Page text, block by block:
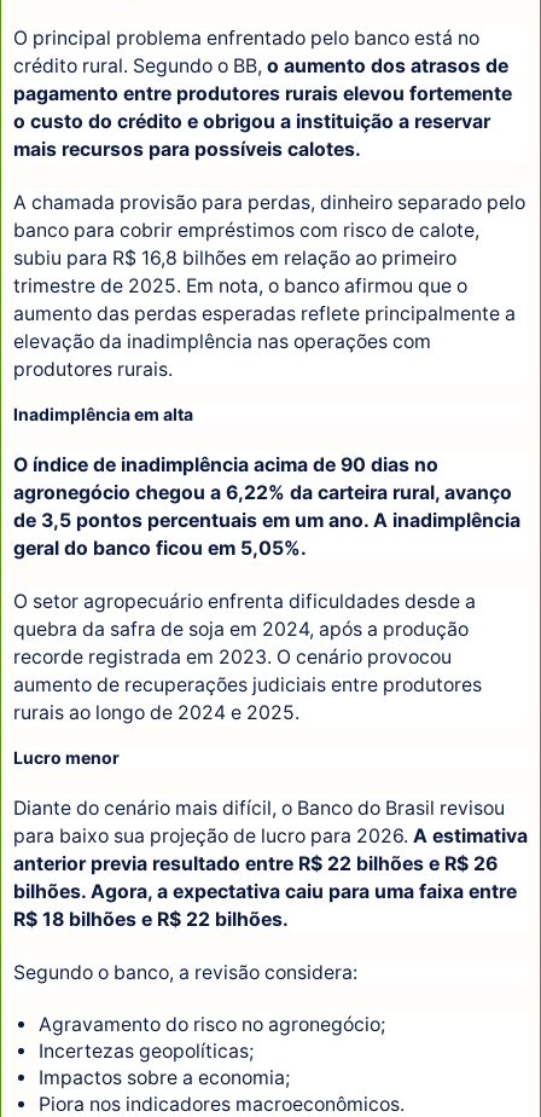
O principal problema enfrentado pelo banco está no
crédito rural. Segundo o BB, o aumento dos atrasos de
pagamento entre produtores rurais elevou fortemente
o custo do crédito e obrigou a instituição a reservar
mais recursos para possíveis calotes.
A chamada provisão para perdas, dinheiro separado pelo
banco para cobrir empréstimos com risco de calote,
subiu para R$ 16,8 bilhões em relação ao primeiro
trimestre de 2025. Em nota, o banco afirmou que o
aumento das perdas esperadas reflete principalmente a
elevação da inadimplência nas operações com
produtores rurais.
Inadimplência em alta
O índice de inadimplência acima de 90 dias no
agronegócio chegou a 6,22% da carteira rural, avanço
de 3,5 pontos percentuais em um ano. A inadimplência
geral do banco ficou em 5,05%.
O setor agropecuário enfrenta dificuldades desde a
quebra da safra de soja em 2024, após a produção
recorde registrada em 2023. O cenário provocou
aumento de recuperações judiciais entre produtores
rurais ao longo de 2024 e 2025.
Lucro menor
Diante do cenário mais difícil, o Banco do Brasil revisou
para baixo sua projeção de lucro para 2026. A estimativa
anterior previa resultado entre R$ 22 bilhões e R$ 26
bilhões. Agora, a expectativa caiu para uma faixa entre
R$ 18 bilhões e R$ 22 bilhões.
Segundo o banco, a revisão considera:
Agravamento do risco no agronegócio;
Incertezas geopolíticas;
Impactos sobre a economia;
Piora nos indicadores macroeconômicos.